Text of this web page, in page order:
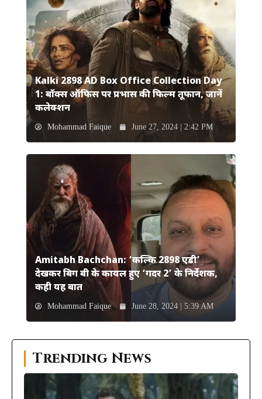
Kalki 2898 AD Box Office Collection Day
1: बॉक्स ऑफिस पर प्रभास की फिल्म तूफान, जानें
कलेक्शन
Mohammad Faique June 27, 2024 | 2:42 PM
Amitabh Bachchan: ‘कल्कि 2898 एडी’
देखकर बिग बी के कायल हुए ‘गदर 2’ के निर्देशक,
कही यह बात
Mohammad Faique June 28, 2024 | 5:39 AM
Trending News